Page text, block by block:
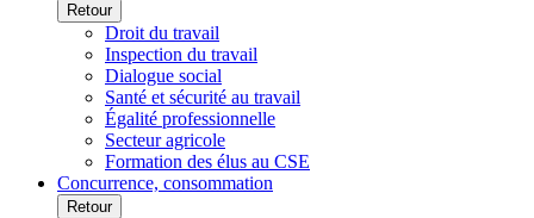
Retour
Droit du travail
Inspection du travail
Dialogue social
Santé et sécurité au travail
Égalité professionnelle
Secteur agricole
Formation des élus au CSE
Concurrence, consommation
Retour